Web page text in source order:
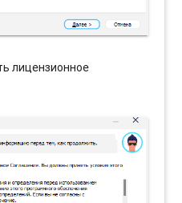
лицензионное